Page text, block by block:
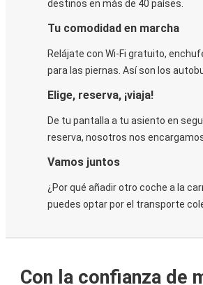
destinos en más de 40 países.
Tu comodidad en marcha
Relájate con Wi-Fi gratuito,
para las piernas. Así son los
Elige, reserva, ¡viaja!
De tu pantalla a tu asiento en
reserva, nosotros nos
Vamos juntos
¿Por qué añadir otro coche a la
puedes optar por el transporte
Con la confianza de